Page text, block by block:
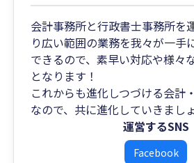
会計事務所と行政書士事務所を
り広い範囲の業務を我々が一手
できるので、素早い対応や様々
となります！
これからも進化しつづける会計
なので、共に進化していきまし
運営するSNS
Facebook